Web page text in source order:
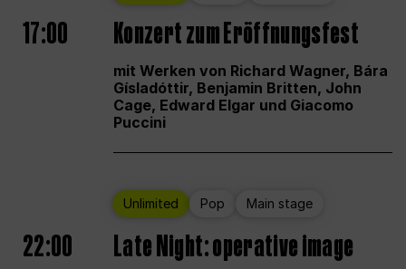
17:00 Konzert zum Eröffnungsfest
mit Werken von Richard Wagner, Bára
Gísladóttir, Benjamin Britten, John
Cage, Edward Elgar und Giacomo
Puccini
Unlimited Pop Main stage
22:00 Late Night: operative image